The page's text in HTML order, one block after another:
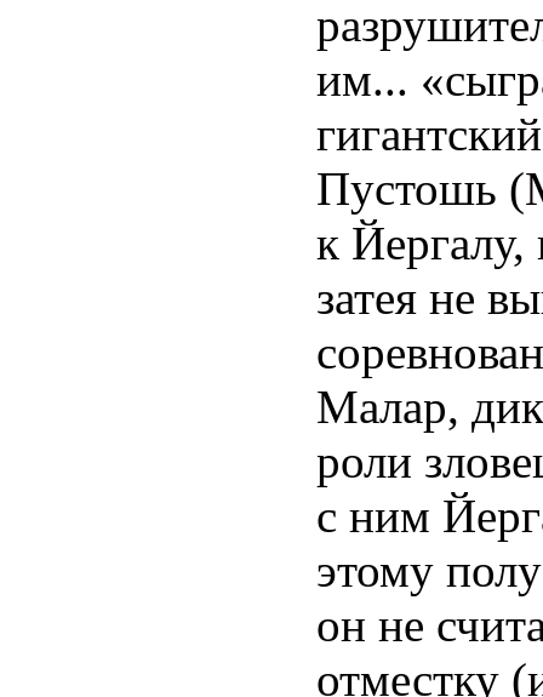
им...
Пустошь
к Йергалу,
затея не
Малар,
роли
с ним
этому
он не
отместку